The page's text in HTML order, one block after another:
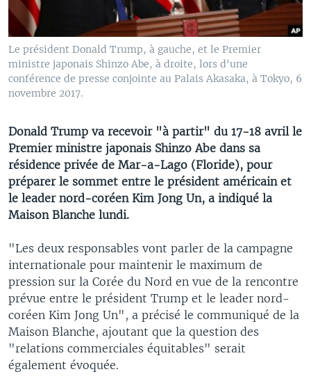
Le président Donald Trump, à gauche, et le Premier
ministre japonais Shinzo Abe, à droite, lors d'une
conférence de presse conjointe au Palais Akasaka, à Tokyo, 6
novembre 2017.
Donald Trump va recevoir "à partir" du 17-18 avril le
Premier ministre japonais Shinzo Abe dans sa
résidence privée de Mar-a-Lago (Floride), pour
préparer le sommet entre le président américain et
le leader nord-coréen Kim Jong Un, a indiqué la
Maison Blanche lundi.
"Les deux responsables vont parler de la campagne
internationale pour maintenir le maximum de
pression sur la Corée du Nord en vue de la rencontre
prévue entre le président Trump et le leader nord-
coréen Kim Jong Un", a précisé le communiqué de la
Maison Blanche, ajoutant que la question des
"relations commerciales équitables" serait
également évoquée.